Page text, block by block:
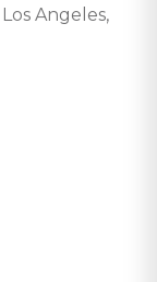
Angeles,